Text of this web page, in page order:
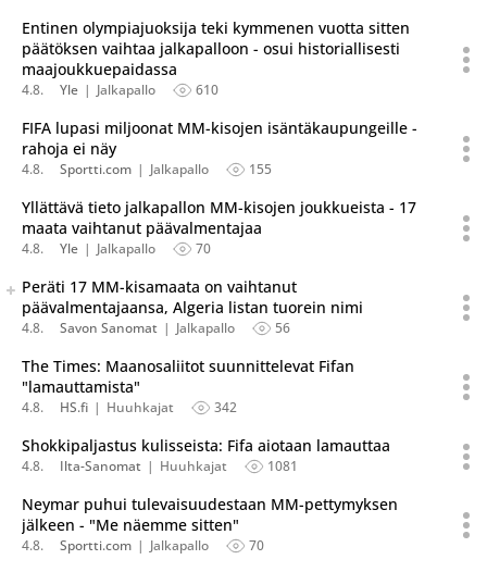
Entinen olympiajuoksija teki kymmenen vuotta sitten
päätöksen vaihtaa jalkapalloon - osui historiallisesti
maajoukkuepaidassa
4.8. Yle Jalkapallo 610
FIFA lupasi miljoonat MM-kisojen isäntäkaupungeille -
rahoja ei näy
4.8. Sportti.com Jalkapallo 155
Yllättävä tieto jalkapallon MM-kisojen joukkueista - 17
maata vaihtanut päävalmentajaa
4.8. Yle Jalkapallo 70
Seuraava uutinen on julkaistu useassa eri lähteessä.
Listaa uutisen kaikki versiot
Peräti 17 MM-kisamaata on vaihtanut
päävalmentajaansa, Algeria listan tuorein nimi
4.8. Savon Sanomat Jalkapallo 56
The Times: Maanosaliitot suunnittelevat Fifan
"lamauttamista"
4.8. HS.fi Huuhkajat 342
Shokkipaljastus kulisseista: Fifa aiotaan lamauttaa
4.8. Ilta-Sanomat Huuhkajat 1081
Neymar puhui tulevaisuudestaan MM-pettymyksen
jälkeen - "Me näemme sitten"
4.8. Sportti.com Jalkapallo 70